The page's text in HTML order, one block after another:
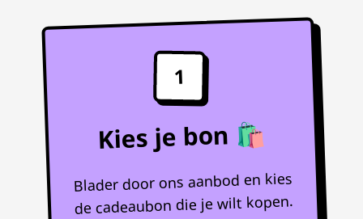
1
Kies je bon 🛍️
Blader door ons aanbod en kies
de cadeaubon die je wilt kopen.